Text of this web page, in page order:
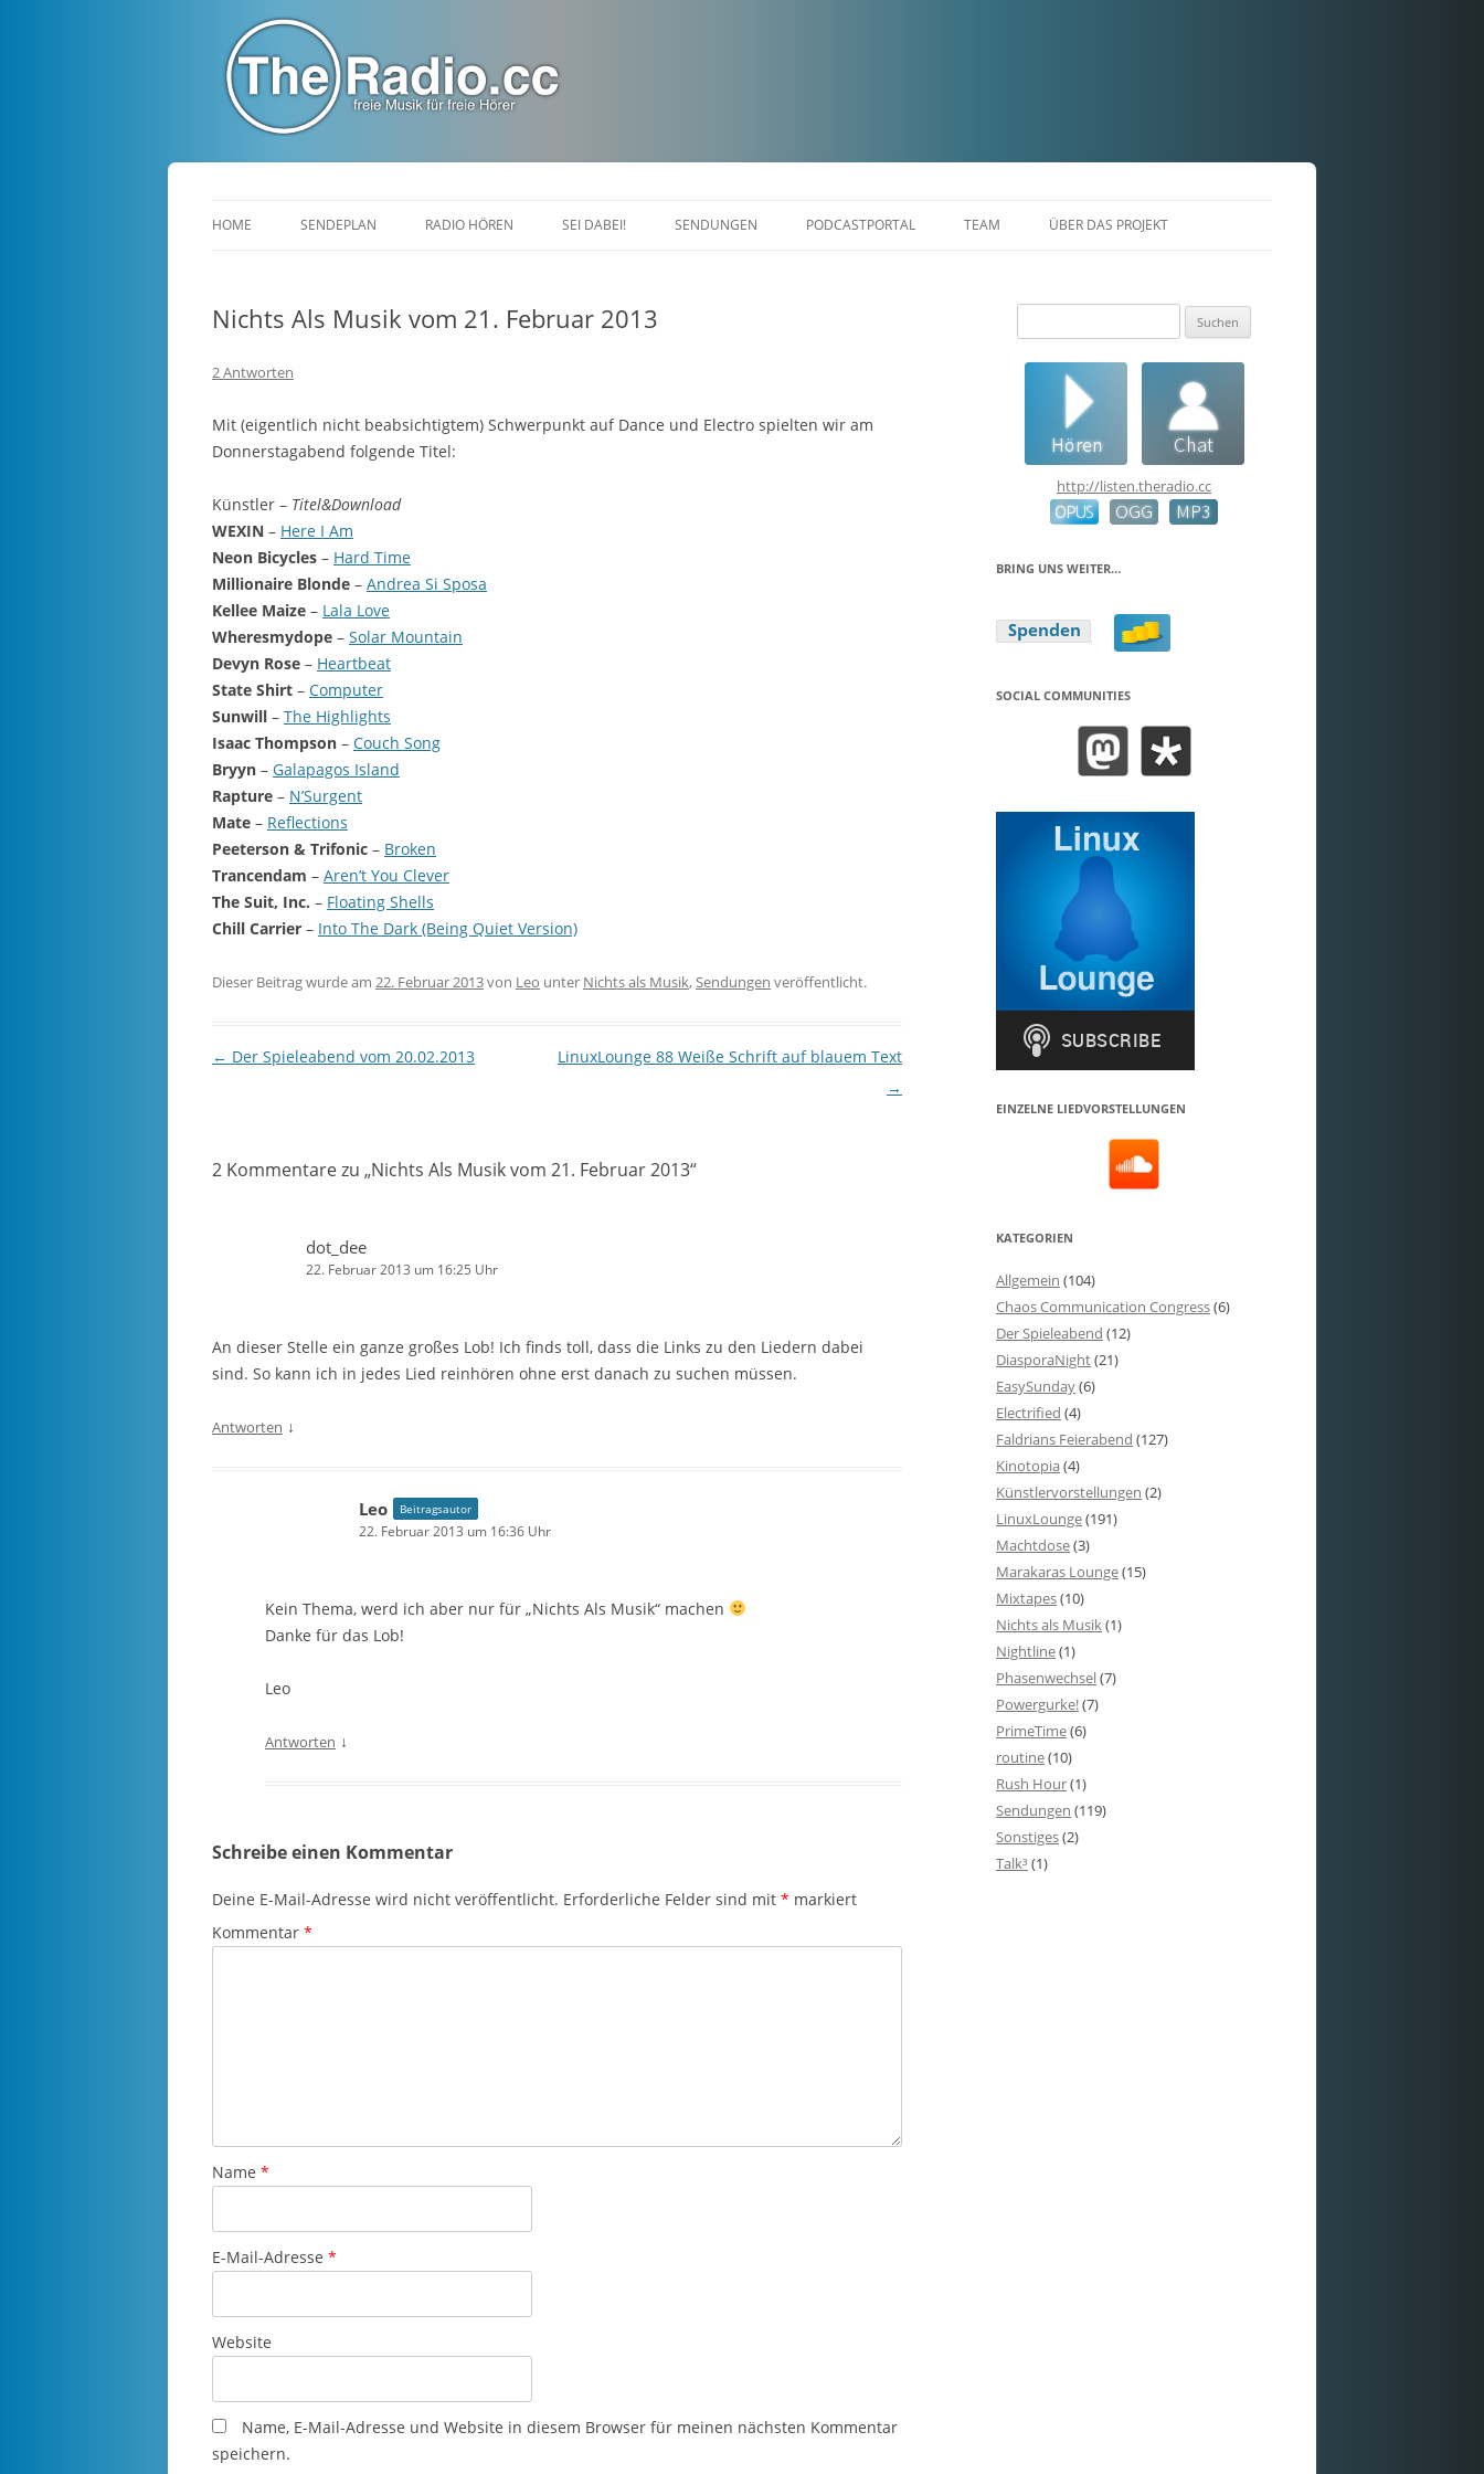
Inhalt
HOME SENDEPLAN RADIO HÖREN SEI DABEI! SENDUNGEN PODCASTPORTAL TEAM ÜBER DAS PROJEKT
Nichts Als Musik vom 21. Februar 2013
2 Antworten
Mit (eigentlich nicht beabsichtigtem) Schwerpunkt auf Dance und Electro spielten wir am
Donnerstagabend folgende Titel:
Künstler – Titel&Download
WEXIN – Here I Am
Neon Bicycles – Hard Time
Millionaire Blonde – Andrea Si Sposa
Kellee Maize – Lala Love
Wheresmydope – Solar Mountain
Devyn Rose – Heartbeat
State Shirt – Computer
Sunwill – The Highlights
Isaac Thompson – Couch Song
Bryyn – Galapagos Island
Rapture – N’Surgent
Mate – Reflections
Peeterson & Trifonic – Broken
Trancendam – Aren’t You Clever
The Suit, Inc. – Floating Shells
Chill Carrier – Into The Dark (Being Quiet Version)
Dieser Beitrag wurde am 22. Februar 2013von Leo unter Nichts als Musik,Sendungen veröffentlicht.
Beitragsnavigation
← Der Spieleabend vom 20.02.2013
LinuxLounge 88 Weiße Schrift auf blauem Text
→
2 Kommentare zu „Nichts Als Musik vom 21. Februar 2013“
dot_dee
22. Februar 2013 um 16:25 Uhr
An dieser Stelle ein ganze großes Lob! Ich finds toll, dass die Links zu den Liedern dabei
sind. So kann ich in jedes Lied reinhören ohne erst danach zu suchen müssen.
Antworten ↓
Leo Beitragsautor
22. Februar 2013 um 16:36 Uhr
Kein Thema, werd ich aber nur für „Nichts Als Musik“ machen
Danke für das Lob!
Leo
Antworten ↓
Schreibe einen Kommentar
Deine E-Mail-Adresse wird nicht veröffentlicht. Erforderliche Felder sind mit * markiert
Kommentar *
Name *
E-Mail-Adresse *
Website
Name, E-Mail-Adresse und Website in diesem Browser für meinen nächsten Kommentar
speichern.
nach:
http://listen.theradio.cc
BRING UNS WEITER…
SOCIAL COMMUNITIES
EINZELNE LIEDVORSTELLUNGEN
KATEGORIEN
Allgemein (104)
Chaos Communication Congress(6)
Der Spieleabend (12)
DiasporaNight(21)
EasySunday(6)
Electrified (4)
Faldrians Feierabend (127)
Kinotopia(4)
Künstlervorstellungen (2)
LinuxLounge(191)
Machtdose(3)
Marakaras Lounge(15)
Mixtapes(10)
Nichts als Musik(1)
Nightline(1)
Phasenwechsel(7)
Powergurke!(7)
PrimeTime(6)
routine(10)
Rush Hour(1)
Sendungen (119)
Sonstiges(2)
Talk³ (1)